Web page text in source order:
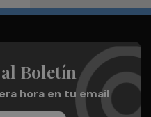
Boletín
hora en tu email